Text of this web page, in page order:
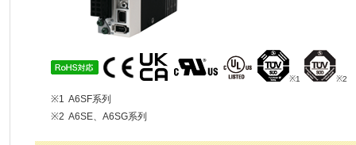
※1 ※2
※1 A6SF系列
※2 A6SE、A6SG系列